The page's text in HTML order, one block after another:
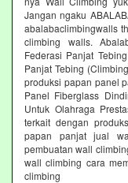
Jangan ngaku
abalabaclimbingwalls
climbing walls.
Federasi Panjat
Panjat Tebing
produksi papan panel
Panel Fiberglass
Untuk Olahraga
terkait dengan
papan panjat jual
pembuatan wall
wall climbing cara
climbing